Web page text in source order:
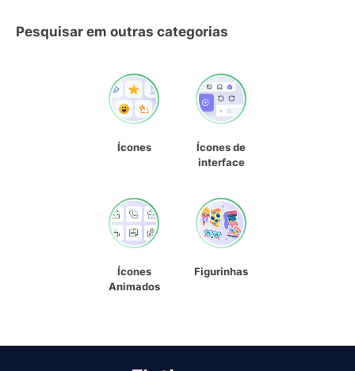
Pesquisar em outras categorias
Ícones
Ícones de
interface
Ícones
Animados
Figurinhas